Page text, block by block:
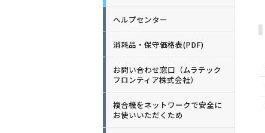
ヘルプセンター
消耗品・保守価格表(PDF)
お問い合わせ窓口（ムラテック
フロンティア株式会社）
複合機をネットワークで安全に
お使いいただくため